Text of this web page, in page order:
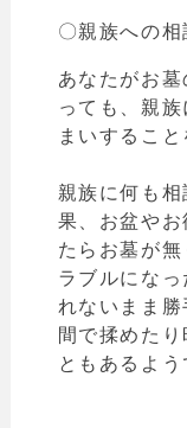
〇親族への相
あなたがお
っても、親
まいするこ
親族に何も
果、お盆や
たら お墓が無
ラブルにな
れないまま
間で揉めた
ともあるよう